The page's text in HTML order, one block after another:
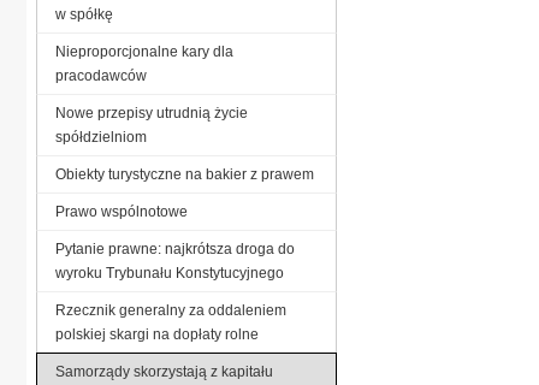
w spółkę
Nieproporcjonalne kary dla
pracodawców
Nowe przepisy utrudnią życie
spółdzielniom
Obiekty turystyczne na bakier z prawem
Prawo wspólnotowe
Pytanie prawne: najkrótsza droga do
wyroku Trybunału Konstytucyjnego
Rzecznik generalny za oddaleniem
polskiej skargi na dopłaty rolne
Samorządy skorzystają z kapitału